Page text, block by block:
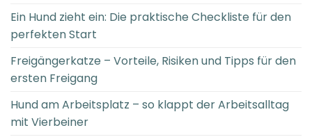
Ein Hund zieht ein: Die praktische Checkliste für den
perfekten Start
Freigängerkatze – Vorteile, Risiken und Tipps für den
ersten Freigang
Hund am Arbeitsplatz – so klappt der Arbeitsalltag
mit Vierbeiner